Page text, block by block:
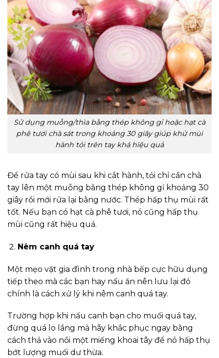
Sử dụng muỗng/thìa bằng thép không gỉ hoặc hạt cà
phê tươi chà sát trong khoảng 30 giây giúp khử mùi
hành tỏi trên tay khá hiệu quả
Để rửa tay có mùi sau khi cắt hành, tỏi chỉ cần chà
tay lên một muỗng bằng thép không gỉ khoảng 30
giây rồi mới rửa lại bằng nước. Thép hấp thụ mùi rất
tốt. Nếu bạn có hạt cà phê tươi, nó cũng hấp thụ
mùi cũng rất hiệu quả.
Nêm canh quá tay
Một mẹo vặt gia đình trong nhà bếp cực hữu dụng
tiếp theo mà các bạn hay nấu ăn nên lưu lại đó
chính là cách xử lý khi nêm canh quá tay.
Trường hợp khi nấu canh bạn cho muối quá tay,
đừng quá lo lắng mà hãy khắc phục ngay bằng
cách thả vào nồi một miếng khoai tây để nó hấp thụ
bớt lượng muối dư thừa.